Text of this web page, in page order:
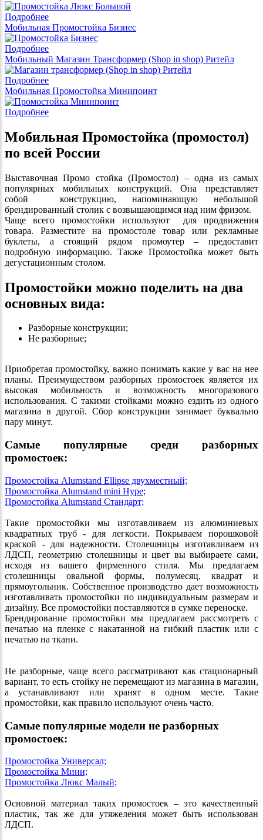
Подробнее
Мобильная Промостойка Бизнес
Подробнее
Мобильный Магазин Трансформер (Shop in shop) Ритейл
Подробнее
Мобильная Промостойка Минипоинт
Подробнее
Мобильная Промостойка (промостол)
по всей России
Выставочная Промо стойка (Промостол) – одна из самых
популярных мобильных конструкций. Она представляет
собой конструкцию, напоминающую небольшой
брендированный столик с возвышающимся над ним фризом.
Чаще всего промостойки используют для продвижения
товара. Разместите на промостоле товар или рекламные
буклеты, а стоящий рядом промоутер – предоставит
подробную информацию. Также Промостойка может быть
дегустационным столом.
Промостойки можно поделить на два
основных вида:
Разборные конструкции;
Не разборные;
​​​​​​​Приобретая промостойку, важно понимать какие у вас на нее
планы. Преимуществом разборных промостоек является их
высокая мобильность и возможность многоразового
использования. С такими стойками можно ездить из одного
магазина в другой. Сбор конструкции занимает буквально
пару минут.
Самые популярные среди разборных
промостоек:
Промостойка Alumstand Ellipse двухместный;
Промостойка Alumstand mini Hype;
Промостойка Alumstand Стандарт;
Такие промостойки мы изготавливаем из алюминиевых
квадратных труб - для легкости. Покрываем порошковой
краской - для надежности. Столешницы изготавливаем из
ЛДСП, геометрию столешницы и цвет вы выбираете сами,
исходя из вашего фирменного стиля. Мы предлагаем
столешницы овальной формы, полумесяц, квадрат и
прямоугольник. Собственное производство дает возможность
изготавливать промостойки по индивидуальным размерам и
дизайну. Все промостойки поставляются в сумке переноске.
Брендирование промостойки мы предлагаем рассмотреть с
печатью на пленке с накатанной на гибкий пластик или с
печатью на ткани.
Не разборные, чаще всего рассматривают как стационарный
вариант, то есть стойку не перемещают из магазина в магазин,
а устанавливают или хранят в одном месте. Такие
промостойки, как правило используют очень часто.
Самые популярные модели не разборных
промостоек:
Промостойка Универсал;
Промостойка Мини;
Промостойка Люкс Малый;
Основной материал таких промостоек – это качественный
пластик, так же для утяжеления может быть использован
ЛДСП.